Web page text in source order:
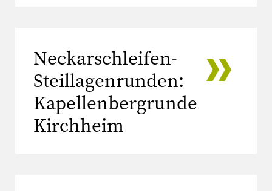
Neckarschleifen-
Steillagenrunden:
Kapellenbergrunde
Kirchheim